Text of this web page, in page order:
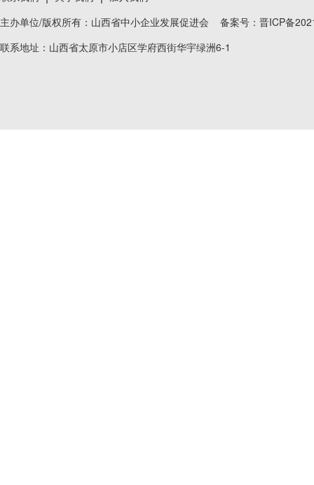
主办单位/版权所有：山西省中小企业发展促进会 备案号： 晋ICP备
联系地址：山西省太原市小店区学府西街华宇绿洲6-1